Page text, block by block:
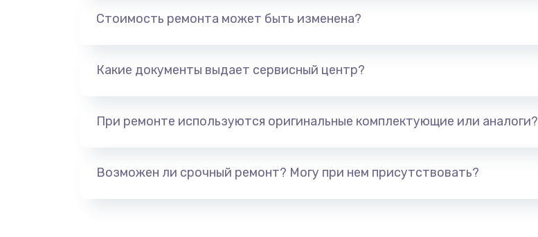
Стоимость ремонта может быть изменена?
Какие документы выдает сервисный центр?
При ремонте используются оригинальные комплектующие или аналоги?
Возможен ли срочный ремонт? Могу при нем присутствовать?